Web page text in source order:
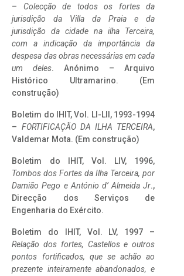
– Colecção de todos os fortes da
jurisdição da Villa da Praia e da
jurisdição da cidade na ilha Terceira,
com a indicação da importância da
despesa das obras necessárias em cada
um deles. Anónimo – Arquivo
Histórico Ultramarino. (Em
construção)
Boletim do IHIT, Vol. LI-LII, 1993-1994
– FORTIFICAÇÃO DA ILHA TERCEIRA,
Valdemar Mota. (Em construção)
Boletim do IHIT, Vol. LIV, 1996,
Tombos dos Fortes da Ilha Terceira, por
Damião Pego e António d’ Almeida Jr.,
Direcção dos Serviços de
Engenharia do Exército.
Boletim do IHIT, Vol. LV, 1997 –
Relação dos fortes, Castellos e outros
pontos fortificados, que se achão ao
prezente inteiramente abandonados, e